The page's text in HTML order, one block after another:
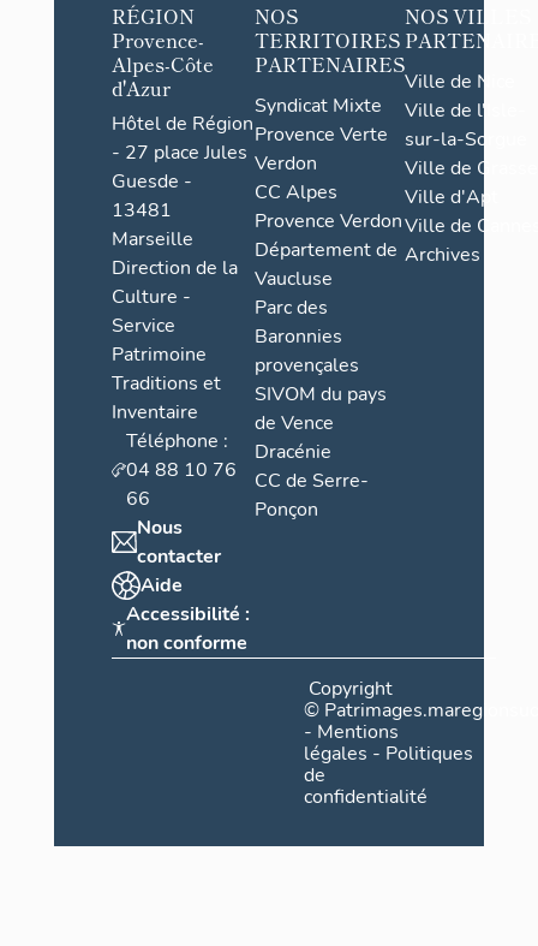
RÉGION
Provence-
Alpes-Côte
d'Azur
Hôtel de Région
- 27 place Jules
Guesde -
13481
Marseille
Direction de la
Culture -
Service
Patrimoine
Traditions et
Inventaire
Téléphone :
04 88 10 76
66
Nous
contacter
Aide
Accessibilité :
non conforme
NOS
TERRITOIRES
PARTENAIRES
Syndicat Mixte
Provence Verte
Verdon
CC Alpes
Provence Verdon
Département de
Vaucluse
Parc des
Baronnies
provençales
SIVOM du pays
de Vence
Dracénie
CC de Serre-
Ponçon
NOS VILLES
Ville de Nice
Ville de l'Isle-
sur-la-Sorgue
Ville de Grasse
Ville d'Apt
Ville de
Archives
Copyright
©
- Mentions
légales - Politiques
de
confidentialité